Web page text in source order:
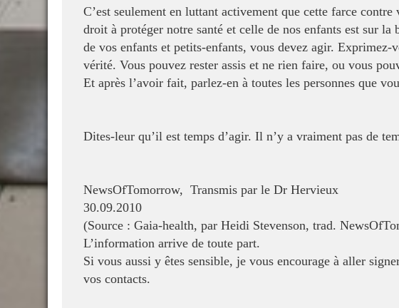
C’est seulement en luttant activement que cette farce contre
droit à protéger notre santé et celle de nos enfants est sur la
de vos enfants et petits-enfants, vous devez agir. Exprimez-
vérité. Vous pouvez rester assis et ne rien faire, ou vous
Et après l’avoir fait, parlez-en à toutes les personnes que
Dites-leur qu’il est temps d’agir. Il n’y a vraiment pas de
NewsOfTomorrow, Transmis par le Dr Hervieux
30.09.2010
(Source : Gaia-health, par Heidi Stevenson, trad.
L’information arrive de toute part.
Si vous aussi y êtes sensible, je vous encourage à aller
vos contacts.